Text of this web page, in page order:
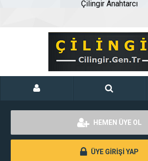
Çilingir Anahtarcı
HEMEN ÜYE OL
ÜYE GİRİŞİ YAP